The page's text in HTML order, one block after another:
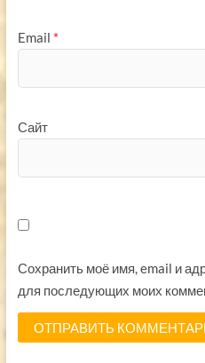
Email *
Сайт
Сохранить моё имя, email и
для последующих моих